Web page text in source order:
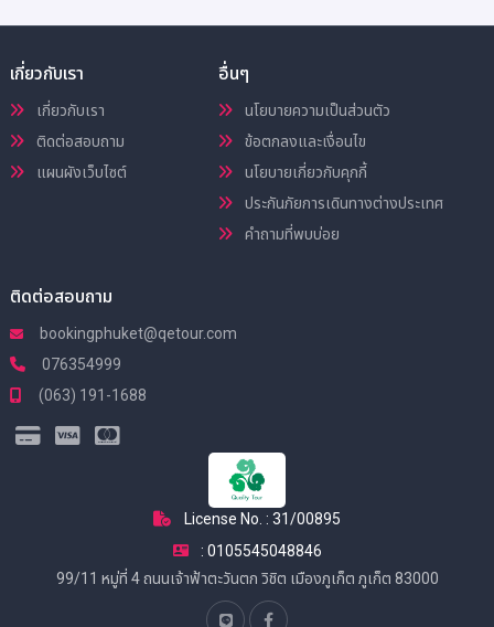
เกี่ยวกับเรา
เกี่ยวกับเรา
ติดต่อสอบถาม
แผนผังเว็บไซต์
อื่นๆ
นโยบายความเป็นส่วนตัว
ข้อตกลงและเงื่อนไข
นโยบายเกี่ยวกับคุกกี้
ประกันภัยการเดินทางต่างประเทศ
คำถามที่พบบ่อย
ติดต่อสอบถาม
bookingphuket@qetour.com
076354999
(063) 191-1688
License No. : 31/00895
: 0105545048846
99/11 หมู่ที่ 4 ถนนเจ้าฟ้าตะวันตก วิชิต เมืองภูเก็ต ภูเก็ต 83000